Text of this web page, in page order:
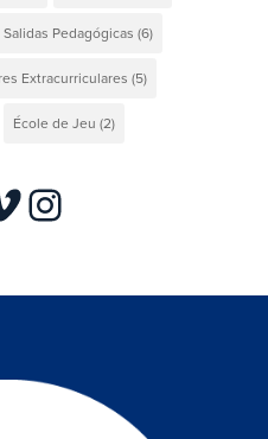
Salidas Pedagógicas (6)
Extracurriculares (5)
École de Jeu (2)
Instagram